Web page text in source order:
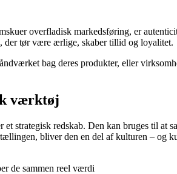
overfladisk markedsføring, er
der tør være ærlige, skaber tillid og loyalitet.
bag deres produkter, eller
værktøj
strategisk redskab. Den kan bruges til at
bliver den en del af kulturen – og
de sammen reel værdi